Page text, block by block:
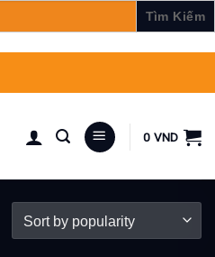
0 VND